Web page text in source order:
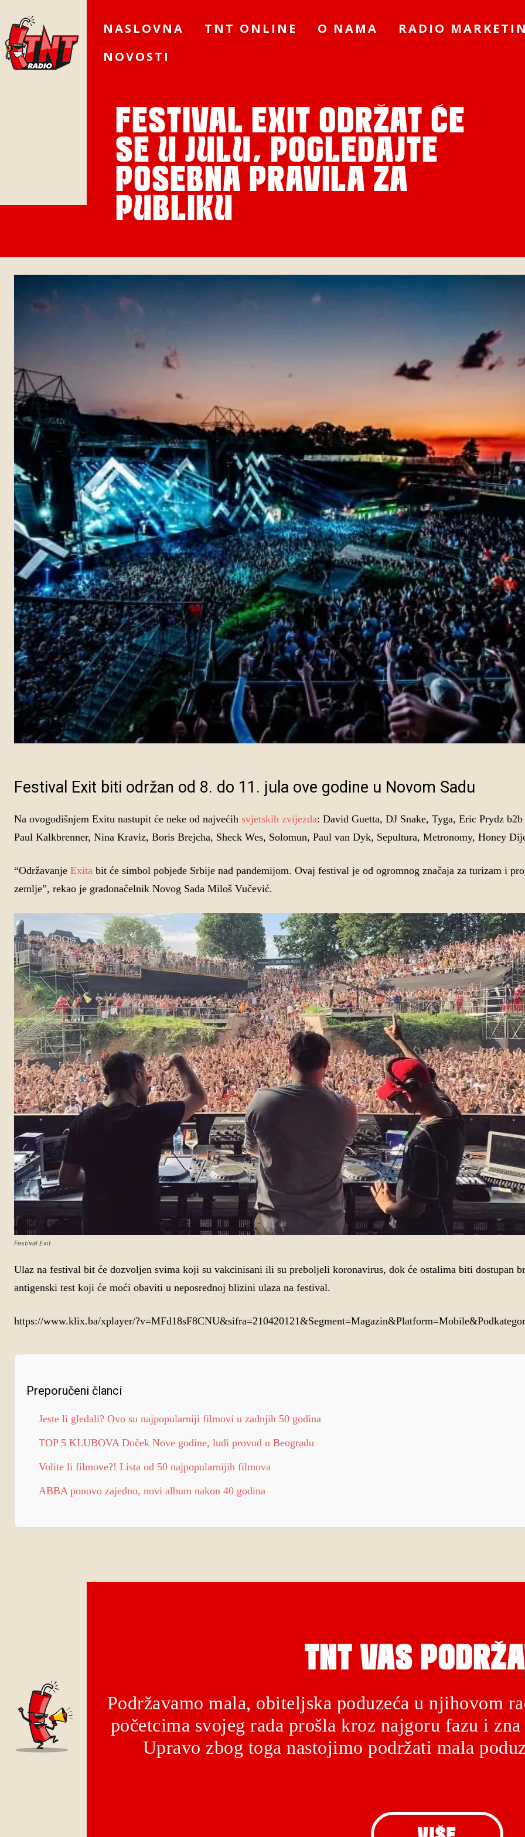
NASLOVNA TNT ONLINE O NAMA
RADIO
NOVOSTI
FESTIVAL EXIT ODRŽAT ĆE
SE U JULU, POGLEDAJTE
POSEBNA PRAVILA ZA
PUBLIKU
Festival Exit biti održan od 8. do 11. jula ove godine u Novom Sadu
Na ovogodišnjem Exitu nastupit će neke od najvećih svjetskih zvijezda: David Guetta, DJ Snake, Tyga, Eric Prydz
Paul Kalkbrenner, Nina Kraviz, Boris Brejcha, Sheck Wes, Solomun, Paul van Dyk, Sepultura, Metronomy, Honey
“Održavanje Exita bit će simbol pobjede Srbije nad pandemijom. Ovaj festival je od ogromnog značaja za turizam i
zemlje”, rekao je gradonačelnik Novog Sada Miloš Vučević.
Festival Exit
Ulaz na festival bit će dozvoljen svima koji su vakcinisani ili su preboljeli koronavirus, dok će ostalima biti dostupan
antigenski test koji će moći obaviti u neposrednoj blizini ulaza na festival.
https://www.klix.ba/xplayer/
Preporučeni članci
Jeste li gledali? Ovo su najpopularniji filmovi u zadnjih 50 godina
TOP 5 KLUBOVA Doček Nove godine, ludi provod u Beogradu
Volite li filmove?! Lista od 50 najpopularnijih filmova
ABBA ponovo zajedno, novi album nakon 40 godina
TNT VAS
Podržavamo mala, obiteljska poduzeća u njihovom
početcima svojeg rada prošla kroz najgoru fazu i
Upravo zbog toga nastojimo podržati mala